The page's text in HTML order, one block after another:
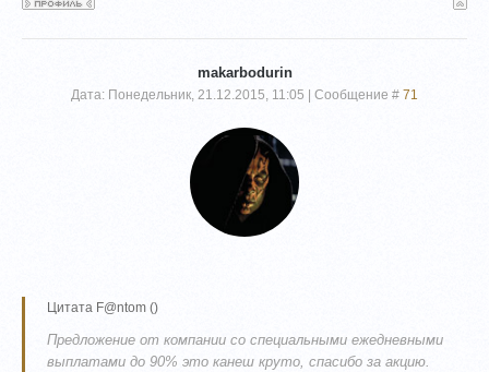
makarbodurin
Дата: Понедельник, 21.12.2015, 11:05 | Сообщение # 71
Цитата F@ntom ()
Предложение от компании со специальными ежедневными
выплатами до 90% это канеш круто, спасибо за акцию.